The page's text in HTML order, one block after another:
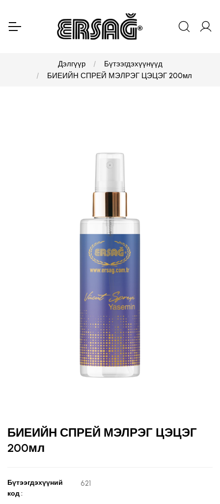
Дэлгүүр
Бүтээгдэхүүнүүд
БИЕИЙН СПРЕЙ МЭЛРЭГ ЦЭЦЭГ 200мл
БИЕИЙН СПРЕЙ МЭЛРЭГ ЦЭЦЭГ
200мл
Бүтээгдэхүүний
код :
621